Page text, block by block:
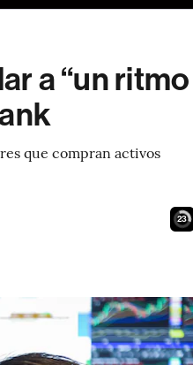
a “un ritmo
que compran activos
22